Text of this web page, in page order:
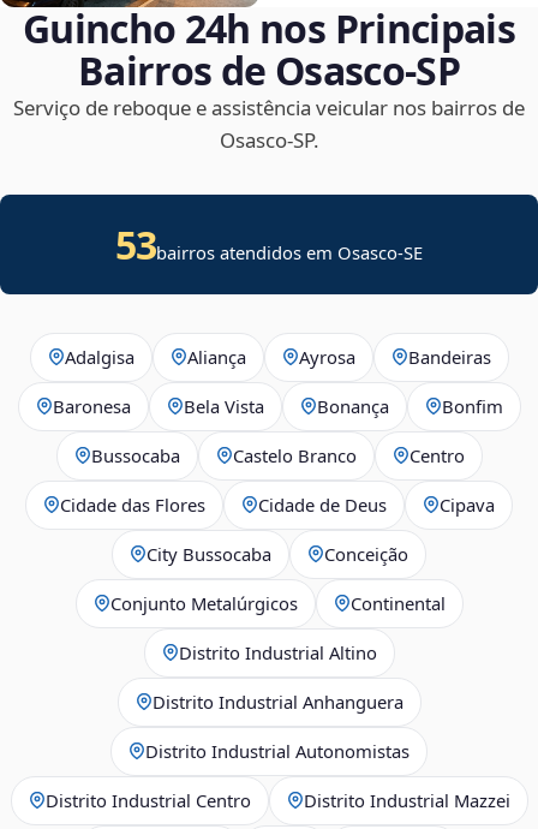
Guincho 24h nos Principais
Bairros de Osasco‑SP
Serviço de reboque e assistência veicular nos bairros de
Osasco‑SP.
53bairros atendidos em Osasco-SE
Adalgisa Aliança Ayrosa Bandeiras
Baronesa Bela Vista Bonança Bonfim
Bussocaba Castelo Branco Centro
Cidade das Flores Cidade de Deus Cipava
City Bussocaba Conceição
Conjunto Metalúrgicos Continental
Distrito Industrial Altino
Distrito Industrial Anhanguera
Distrito Industrial Autonomistas
Distrito Industrial Centro Distrito Industrial Mazzei